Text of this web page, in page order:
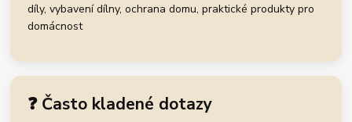
díly, vybavení dílny, ochrana domu, praktické produkty pro
domácnost
❓ Často kladené dotazy